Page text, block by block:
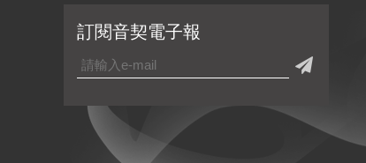
訂閱音契電子報